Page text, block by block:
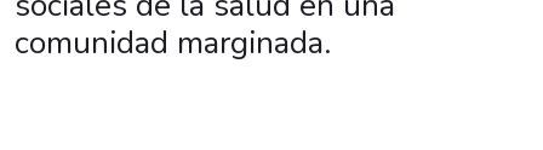
comunidad marginada.